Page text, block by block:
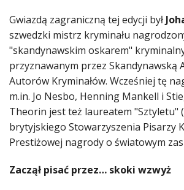
Gwiazdą zagraniczną tej edycji był
szwedzki mistrz kryminału
"skandynawskim oskarem"
przyznawanym przez Skandynawską
Autorów Kryminałów. Wcześniej tę
m.in. Jo Nesbo, Henning Mankell i
Theorin jest też laureatem "Sztyletu"
brytyjskiego Stowarzyszenia Pisarzy
Prestiżowej nagrody o światowym
Zaczął pisać przez… skoki wzwyż